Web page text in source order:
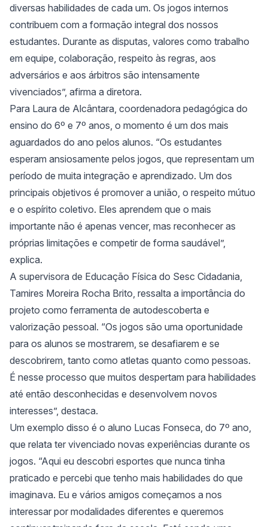
diversas habilidades de cada um. Os jogos internos
contribuem com a formação integral dos nossos
estudantes. Durante as disputas, valores como trabalho
em equipe, colaboração, respeito às regras, aos
adversários e aos árbitros são intensamente
vivenciados”, afirma a diretora.
Para Laura de Alcântara, coordenadora pedagógica do
ensino do 6º e 7º anos, o momento é um dos mais
aguardados do ano pelos alunos. “Os estudantes
esperam ansiosamente pelos jogos, que representam um
período de muita integração e aprendizado. Um dos
principais objetivos é promover a união, o respeito mútuo
e o espírito coletivo. Eles aprendem que o mais
importante não é apenas vencer, mas reconhecer as
próprias limitações e competir de forma saudável”,
explica.
A supervisora de Educação Física do Sesc Cidadania,
Tamires Moreira Rocha Brito, ressalta a importância do
projeto como ferramenta de autodescoberta e
valorização pessoal. “Os jogos são uma oportunidade
para os alunos se mostrarem, se desafiarem e se
descobrirem, tanto como atletas quanto como pessoas.
É nesse processo que muitos despertam para habilidades
até então desconhecidas e desenvolvem novos
interesses”, destaca.
Um exemplo disso é o aluno Lucas Fonseca, do 7º ano,
que relata ter vivenciado novas experiências durante os
jogos. “Aqui eu descobri esportes que nunca tinha
praticado e percebi que tenho mais habilidades do que
imaginava. Eu e vários amigos começamos a nos
interessar por modalidades diferentes e queremos